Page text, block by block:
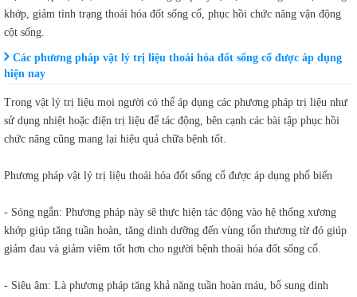
khớp, giảm tình trạng thoái hóa đốt sống cổ, phục hồi chức năng vận động
cột sống.
Các phương pháp vật lý trị liệu thoái hóa đốt sống cổ được áp dụng
hiện nay
Trong vật lý trị liệu mọi người có thể áp dụng các phương pháp trị liệu như
sử dụng nhiệt hoặc điện trị liệu để tác động, bên cạnh các bài tập phục hồi
chức năng cũng mang lại hiệu quả chữa bệnh tốt.
Phương pháp vật lý trị liệu thoái hóa đốt sống cổ được áp dụng phổ biến
- Sóng ngắn: Phương pháp này sẽ thực hiện tác động vào hệ thống xương
khớp giúp tăng tuần hoàn, tăng dinh dưỡng đến vùng tổn thương từ đó giúp
giảm đau và giảm viêm tốt hơn cho người bệnh thoái hóa đốt sống cổ.
- Siêu âm: Là phương pháp tăng khả năng tuần hoàn máu, bổ sung dinh